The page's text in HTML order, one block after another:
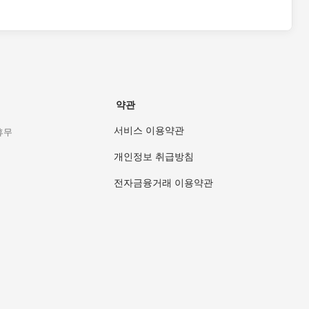
무
약관
서비스 이용약관
개인정보 취급방침
전자금융거래 이용약관